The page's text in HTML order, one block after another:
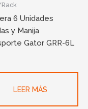
6 Unidades
y Manija
Gator GRR-6L
LEER MÁS